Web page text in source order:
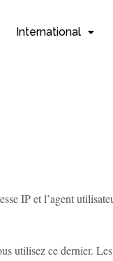
International
IP et l’agent
utilisez ce dernier.